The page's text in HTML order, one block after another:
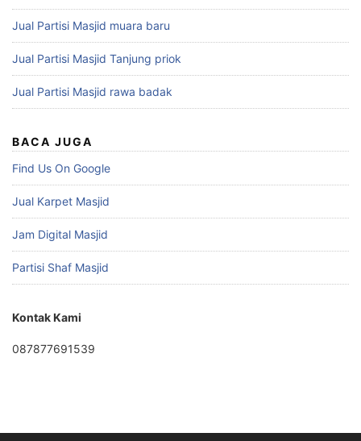
Jual Partisi Masjid muara baru
Jual Partisi Masjid Tanjung priok
Jual Partisi Masjid rawa badak
BACA JUGA
Find Us On Google
Jual Karpet Masjid
Jam Digital Masjid
Partisi Shaf Masjid
Kontak Kami
087877691539